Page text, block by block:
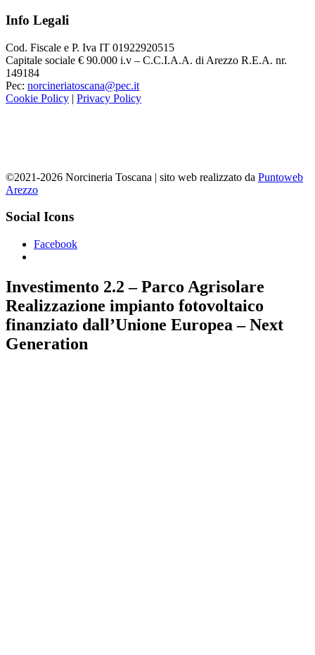
Info Legali
Cod. Fiscale e P. Iva IT 01922920515
Capitale sociale € 90.000 i.v – C.C.I.A.A. di Arezzo R.E.A. nr.
149184
Pec: norcineriatoscana@pec.it
Cookie Policy | Privacy Policy
©2021-2026 Norcineria Toscana | sito web realizzato da Puntoweb
Arezzo
Social Icons
Facebook
Investimento 2.2 – Parco Agrisolare
Realizzazione impianto fotovoltaico
finanziato dall’Unione Europea – Next
Generation